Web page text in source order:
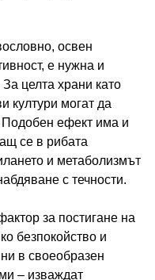
освен
е нужна и
целта храни като
култури могат да
ефект има и
се в рибата
и метаболизмът
с течности.
за постигане на
безпокойство и
в своеобразен
– изваждат